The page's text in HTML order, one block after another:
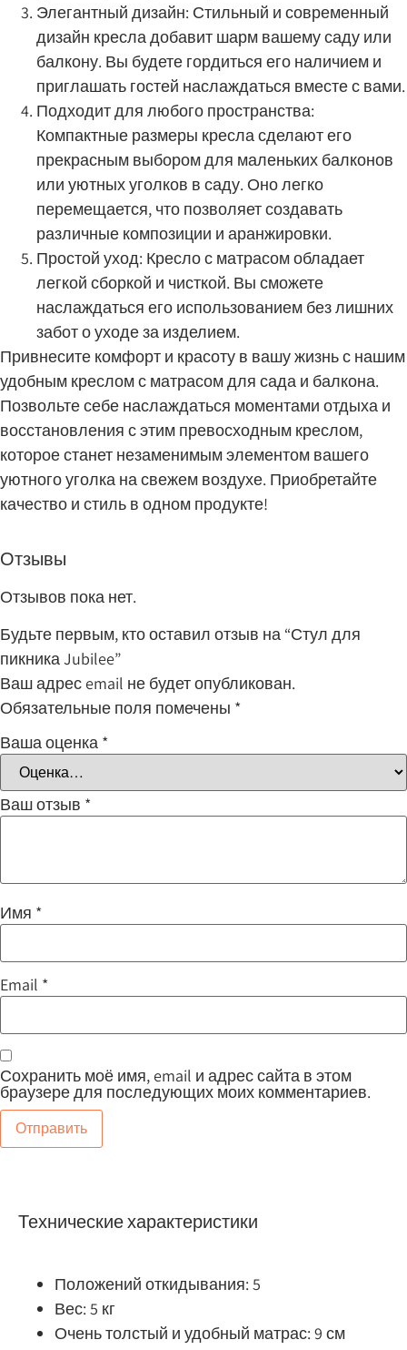
Элегантный дизайн: Стильный и современный
дизайн кресла добавит шарм вашему саду или
балкону. Вы будете гордиться его наличием и
приглашать гостей наслаждаться вместе с вами.
Подходит для любого пространства:
Компактные размеры кресла сделают его
прекрасным выбором для маленьких балконов
или уютных уголков в саду. Оно легко
перемещается, что позволяет создавать
различные композиции и аранжировки.
Простой уход: Кресло с матрасом обладает
легкой сборкой и чисткой. Вы сможете
наслаждаться его использованием без лишних
забот о уходе за изделием.
Привнесите комфорт и красоту в вашу жизнь с нашим
удобным креслом с матрасом для сада и балкона.
Позвольте себе наслаждаться моментами отдыха и
восстановления с этим превосходным креслом,
которое станет незаменимым элементом вашего
уютного уголка на свежем воздухе. Приобретайте
качество и стиль в одном продукте!
Отзывы
Отзывов пока нет.
Будьте первым, кто оставил отзыв на “Стул для
пикника Jubilee”
Ваш адрес email не будет опубликован.
Обязательные поля помечены *
Ваша оценка *
Ваш отзыв *
Имя *
Email *
Сохранить моё имя, email и адрес сайта в этом
браузере для последующих моих комментариев.
Технические характеристики
Положений откидывания: 5
Вес: 5 кг
Очень толстый и удобный матрас: 9 см